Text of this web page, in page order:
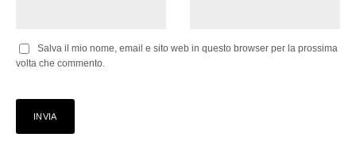
Salva il mio nome, email e sito web in questo browser per la prossima
volta che commento.